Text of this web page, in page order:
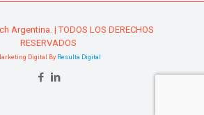
Argentina. | TODOS LOS DERECHOS
RESERVADOS
Digital By Resulta Digital